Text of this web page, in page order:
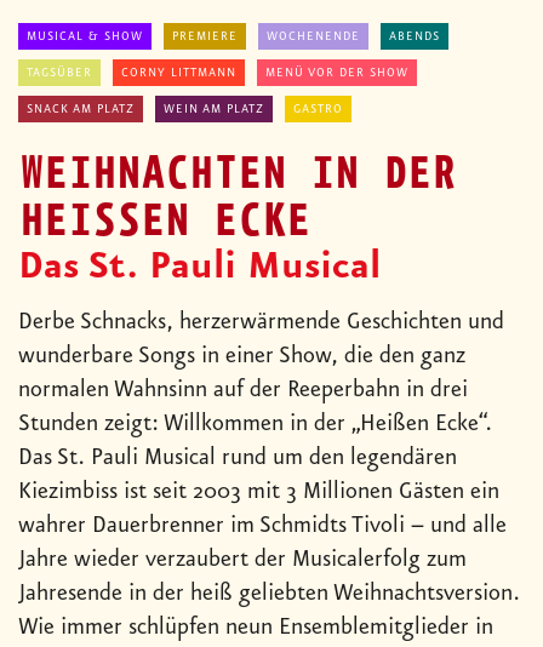
MUSICAL & SHOW PREMIERE WOCHENENDE ABENDS
TAGSÜBER CORNY LITTMANN MENÜ VOR DER SHOW
SNACK AM PLATZ WEIN AM PLATZ GASTRO
WEIHNACHTEN IN DER
HEISSEN ECKE
Das St. Pauli Musical
Derbe Schnacks, herzerwärmende Geschichten und
wunderbare Songs in einer Show, die den ganz
normalen Wahnsinn auf der Reeperbahn in drei
Stunden zeigt: Willkommen in der „Heißen Ecke“.
Das St. Pauli Musical rund um den legendären
Kiezimbiss ist seit 2003 mit 3 Millionen Gästen ein
wahrer Dauerbrenner im Schmidts Tivoli – und alle
Jahre wieder verzaubert der Musicalerfolg zum
Jahresende in der heiß geliebten Weihnachtsversion.
Wie immer schlüpfen neun Ensemblemitglieder in